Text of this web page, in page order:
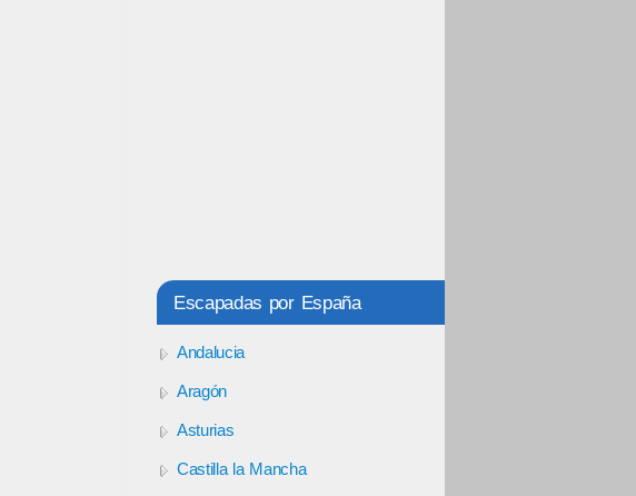
Escapadas por España
Andalucia
Aragón
Asturias
Castilla la Mancha